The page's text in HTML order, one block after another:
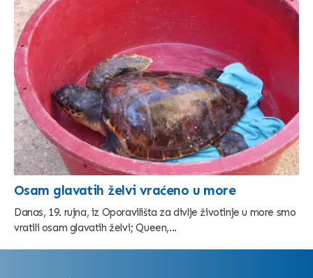
Osam glavatih želvi vraćeno u more
Danas, 19. rujna, iz Oporavilišta za divlje životinje u more smo
vratili osam glavatih želvi; Queen,...